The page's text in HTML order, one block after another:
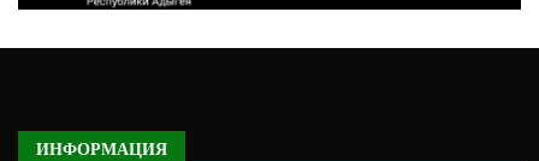
ИНФОРМАЦИЯ